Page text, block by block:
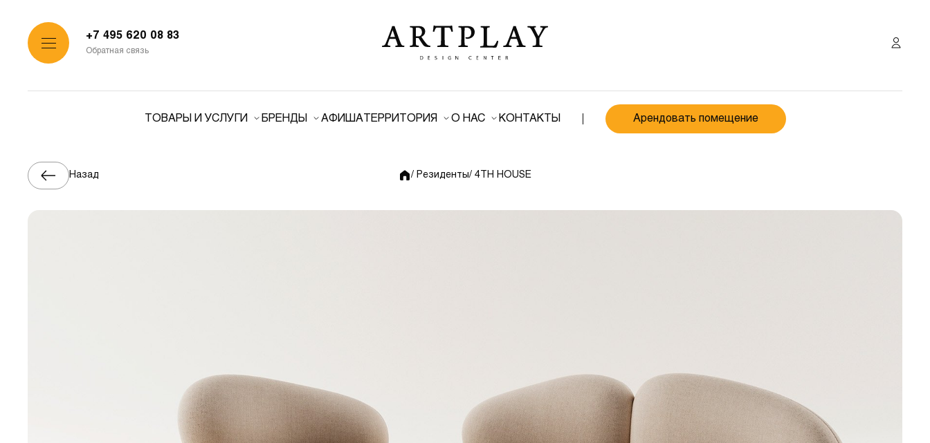
+7 495 620 08 83
Обратная связь
ТОВАРЫ И УСЛУГИ БРЕНДЫ АФИШАТЕРРИТОРИЯ О НАС КОНТАКТЫ Арендовать помещение
Назад / Резиденты/ 4TH HOUSE